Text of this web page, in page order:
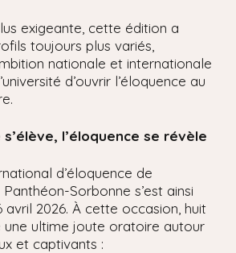
exigeante, cette édition a
toujours plus variés,
nationale et internationale
d’ouvrir l’éloquence au
l’éloquence se révèle
d’éloquence de
Panthéon-Sorbonne s’est ainsi
avril 2026. À cette occasion, huit
une ultime joute oratoire autour
et captivants :